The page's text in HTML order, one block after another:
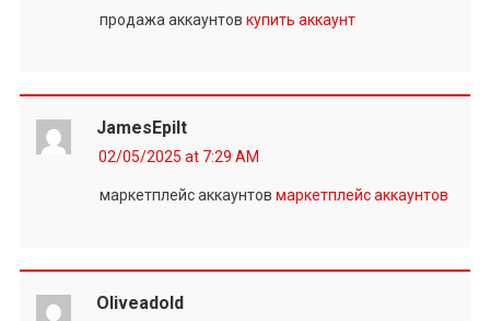
продажа аккаунтов купить аккаунт
JamesEpilt
02/05/2025 at 7:29 AM
маркетплейс аккаунтов маркетплейс аккаунтов
Oliveadold